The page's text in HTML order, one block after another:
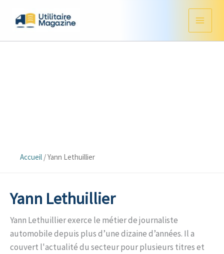
Accueil /Yann Lethuillier
Yann Lethuillier
Yann Lethuillier exerce le métier de journaliste
automobile depuis plus d’une dizaine d’années. Il a
couvert l'actualité du secteur pour plusieurs titres et